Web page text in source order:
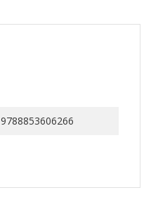
9788853606266